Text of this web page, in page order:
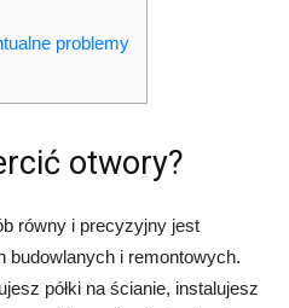
problemy
otwory?
równy i precyzyjny jest
budowlanych i remontowych.
półki na ścianie, instalujesz